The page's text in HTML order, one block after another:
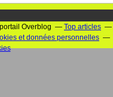
Overblog
Top articles
et données personnelles